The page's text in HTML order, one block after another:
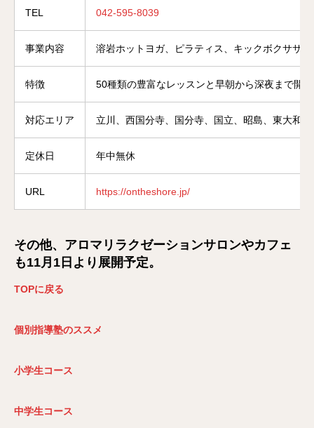
TEL 042-595-8039
事業内容 溶岩ホットヨガ、ピラティス、キックボクササ
特徴 50種類の豊富なレッスンと早朝から深夜まで開
対応エリア 立川、西国分寺、国分寺、国立、昭島、東大和
定休日 年中無休
URL https://ontheshore.jp/
その他、アロマリラクゼーションサロンやカフェ
も11月1日より展開予定。
TOPに戻る
個別指導塾のススメ
小学生コース
中学生コース